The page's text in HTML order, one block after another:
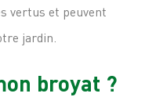
vertus et peuvent
jardin.
broyat ?